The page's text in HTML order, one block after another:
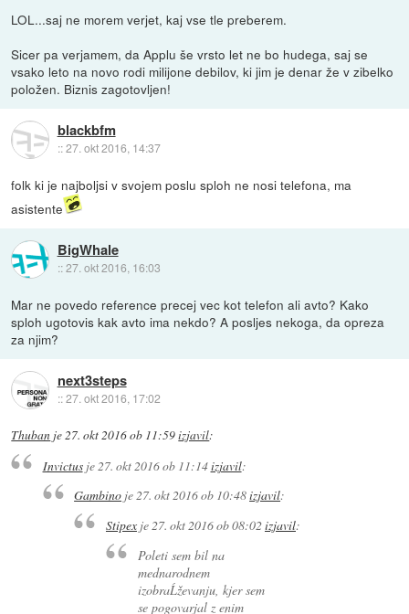
LOL...saj ne morem verjet, kaj vse tle preberem.
Sicer pa verjamem, da Applu še vrsto let ne bo hudega, saj se
vsako leto na novo rodi milijone debilov, ki jim je denar že v zibelko
položen. Biznis zagotovljen!
blackbfm
::27. okt 2016, 14:37
folk ki je najboljsi v svojem poslu sploh ne nosi telefona, ma
asistente
BigWhale
::27. okt 2016, 16:03
Mar ne povedo reference precej vec kot telefon ali avto? Kako
sploh ugotovis kak avto ima nekdo? A posljes nekoga, da opreza
za njim?
next3steps
::27. okt 2016, 17:02
Thuban je27. okt 2016 ob 11:59izjavil:
Invictusje 27. okt 2016 ob 11:14izjavil:
Gambino je27. okt 2016 ob 10:48izjavil:
Stipexje27. okt 2016 ob 08:02izjavil:
Poleti sem bil na
mednarodnem
izobraĹževanju, kjer sem
se pogovarjal z enim